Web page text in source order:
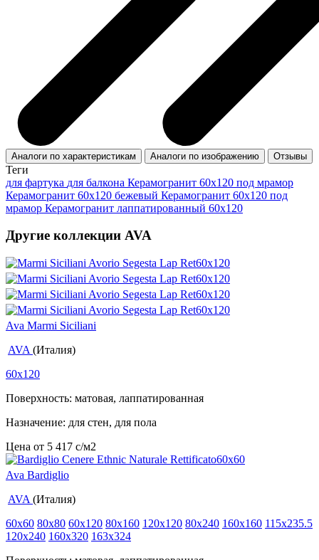
Аналоги по характеристикам Аналоги по изображению Отзывы
Теги
для фартука для балкона Керамогранит 60x120 под мрамор
Керамогранит 60х120 бежевый Керамогранит 60х120 под
мрамор Керамогранит лаппатированный 60x120
Другие коллекции AVA
Ava Marmi Siciliani
AVA (Италия)
60x120
Поверхность: матовая, лаппатированная
Назначение: для стен, для пола
Цена от 5 417 c/м2
Ava Bardiglio
AVA (Италия)
60x60 80x80 60x120 80x160 120x120 80x240 160x160 115x235.5
120x240 160x320 163x324